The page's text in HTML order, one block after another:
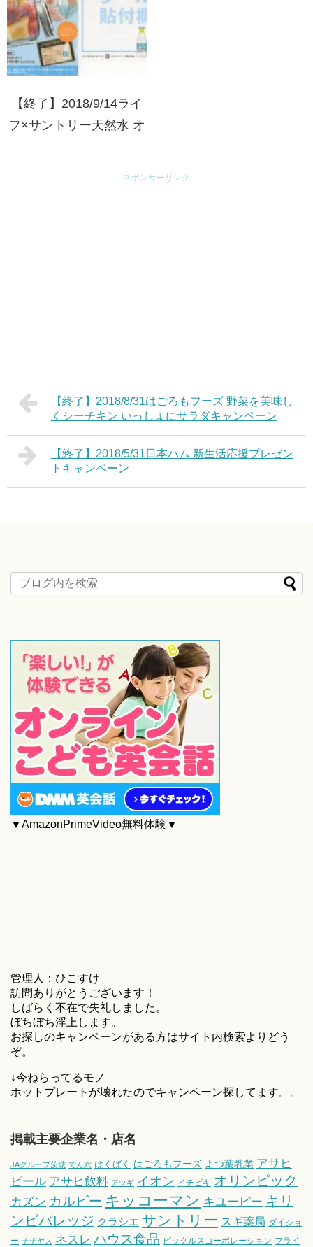
【終了】2018/9/14ライ
フ×サントリー天然水 オ
スポンサーリンク
【終了】2018/8/31はごろもフーズ 野菜を美味し
くシーチキン いっしょにサラダキャンペーン
【終了】2018/5/31日本ハム 新生活応援プレゼン
トキャンペーン
▼AmazonPrimeVideo無料体験▼
管理人：ひこすけ
訪問ありがとうございます！
しばらく不在で失礼しました。
ぼちぼち浮上します。
お探しのキャンペーンがある方はサイト内検索よりどう
ぞ。
↓今ねらってるモノ
ホットプレートが壊れたのでキャンペーン探してます。。
掲載主要企業名・店名
JAグループ茨城 でん六 はくばく はごろもフーズ よつ葉乳業 アサヒ
ビール アサヒ飲料 アツギ イオン イチビキ オリンピック
カズン カルビー キッコーマン キユーピー キリ
ンビバレッジ クラシエ サントリー スギ薬局 ダイショ
ー チチヤス ネスレ ハウス食品 ピックルスコーポレーション フライ